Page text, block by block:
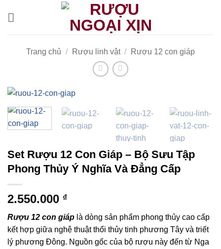
ruoungoaixin.com không mua bán rượu qua mạng internet,
website chỉ là kênh giới thiệu thông tin các sản phẩm từ những
công ty sản xuất rượu uy tín trên thế giới.
phụ nữ đang mang thai.
Bạn có chắc chắn bạn muốn tiếp tục truy cập trang web hay
không?
TÔI DƯỚI 18 TUỔI TÔI ĐÃ TRÊN 18 TUỔI
Trang chủ / Rượu linh vật / Rượu 12 con giáp
Set Rượu 12 Con Giáp – Bộ Sưu Tập
Phong Thủy Ý Nghĩa Và Đẳng Cấp
2.550.000 ₫
Rượu 12 con giáp là dòng sản phẩm phong thủy cao cấp
kết hợp giữa nghệ thuật thổi thủy tinh phương Tây và triết
lý phương Đông. Nguồn gốc của bộ rượu này đến từ Nga